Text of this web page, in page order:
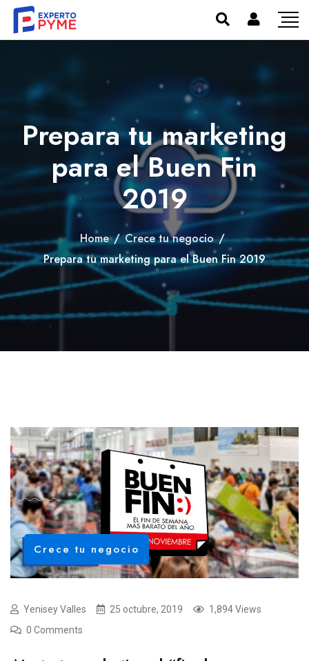
Prepara tu marketing
para el Buen Fin
2019
Home / Crece tu negocio /
Prepara tu marketing para el Buen Fin 2019
Crece tu negocio
Yenisey Valles 25 octubre, 2019
1,894 Views
0 Comments